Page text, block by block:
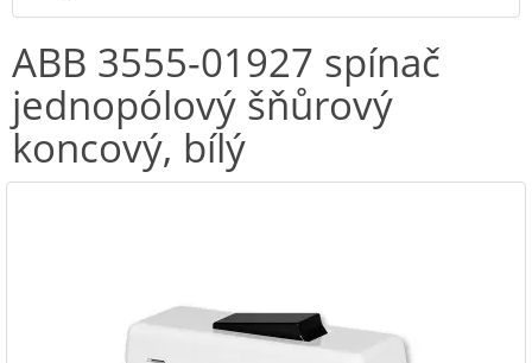
ABB 3555-01927 spínač
jednopólový šňůrový
koncový, bílý